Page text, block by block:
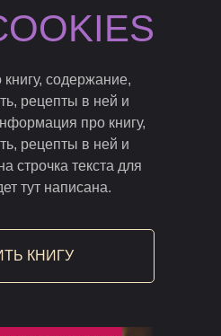
содержание,
рецепты в ней и
про книгу,
рецепты в ней и
строчка текста для
тут написана.
КНИГУ